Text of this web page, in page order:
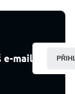
e-mail